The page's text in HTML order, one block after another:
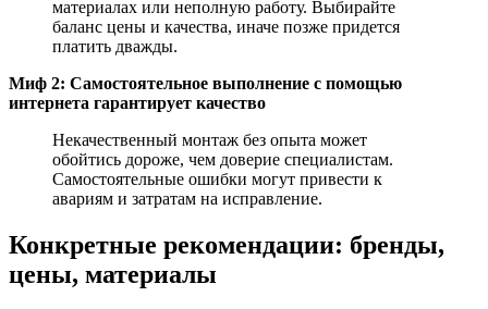
материалах или неполную работу. Выбирайте
баланс цены и качества, иначе позже придется
платить дважды.
Миф 2: Самостоятельное выполнение с помощью
интернета гарантирует качество
Некачественный монтаж без опыта может
обойтись дороже, чем доверие специалистам.
Самостоятельные ошибки могут привести к
авариям и затратам на исправление.
Конкретные рекомендации: бренды,
цены, материалы